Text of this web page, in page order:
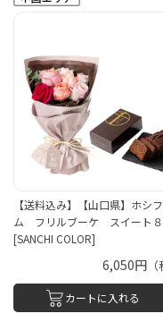
【送料込み】【山口県】ホシ
ム フリルブーケ スイート
[SANCHI COLOR]
6,050円（
カートに入れる